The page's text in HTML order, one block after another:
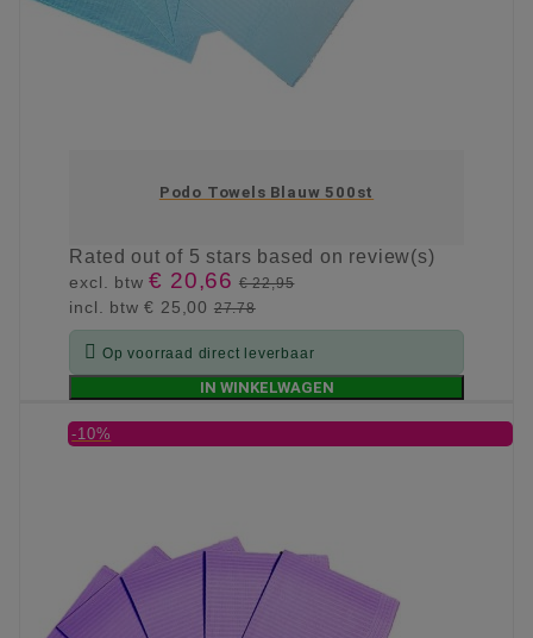
Podo Towels Blauw 500st
Ratedout of 5 stars based on review(s)
excl. btw€ 20,66 € 22,95
incl. btw€ 25,00 27.78
 Op voorraad direct leverbaar
IN WINKELWAGEN
-10%